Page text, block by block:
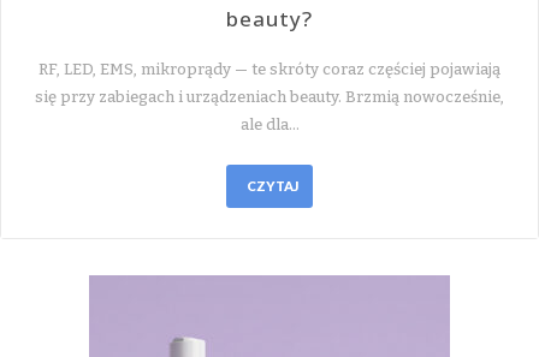
beauty?
RF, LED, EMS, mikroprądy — te skróty coraz częściej pojawiają
się przy zabiegach i urządzeniach beauty. Brzmią nowocześnie,
ale dla…
CZYTAJ